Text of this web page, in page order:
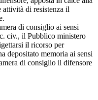
di resistenza il
di consiglio ai sensi
civ., il Pubblico ministero
il ricorso per
depositato memoria ai sensi
di consiglio il difensore